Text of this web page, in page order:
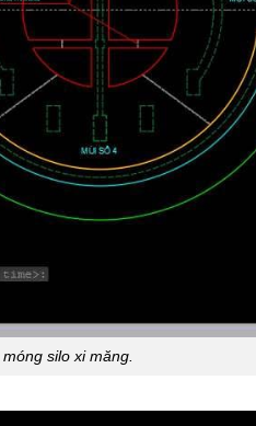
silo xi măng.